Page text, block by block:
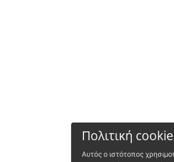
Πολιτική
Αυτός ο ιστότοπος